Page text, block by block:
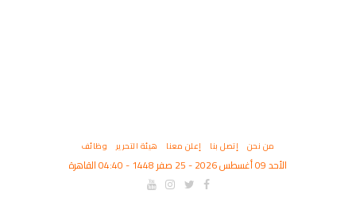
من نحن إتصل بنا إعلن معنا هيئة التحرير وظائف
الأحد 09 أغسطس 2026 - 25 صفر 1448 - 04:40 القاهرة